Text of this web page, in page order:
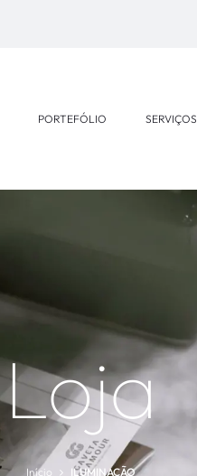
PORTEFÓLIO SERVIÇOS
Loja
Início ILUMINAÇÃO